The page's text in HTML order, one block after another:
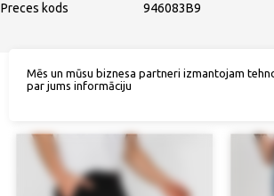
Preces kods
946083B9
Mēs un mūsu biznesa partneri izmantojam
par jums informāciju